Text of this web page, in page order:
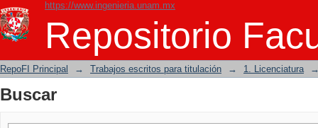
https://www.ingenieria.unam.mx
Repositorio
Buscar
RepoFI Principal → Trabajos escritos para titulación → 1. Licenciatura
Buscar